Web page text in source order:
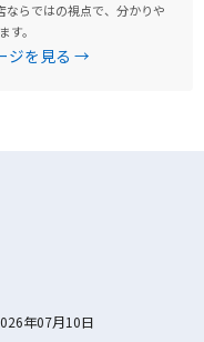
らではの視点で、分かりや
す。
ジを見る →
年07月10日